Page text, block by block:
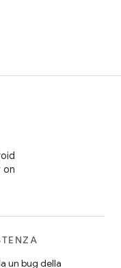
on
un bug della